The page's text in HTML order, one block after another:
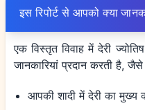
इस रिपोर्ट से आपको क्या
एक विस्तृत विवाह में देरी
जानकारियां प्रदान करती है,
आपकी शादी में देरी का मुख्य